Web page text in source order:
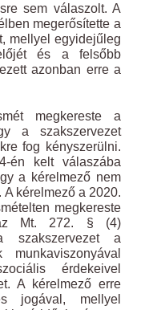
sem válaszolt. A
megerősítette a
mellyel egyidejűleg
és a felsőbb
azonban erre a
megkereste a
a szakszervezet
fog kényszerülni.
én kelt válaszába
a kérelmező nem
kérelmező a 2020.
megkereste
az Mt. 272. § (4)
szakszervezet a
érdekeivel
A kérelmező erre
jogával, mellyel